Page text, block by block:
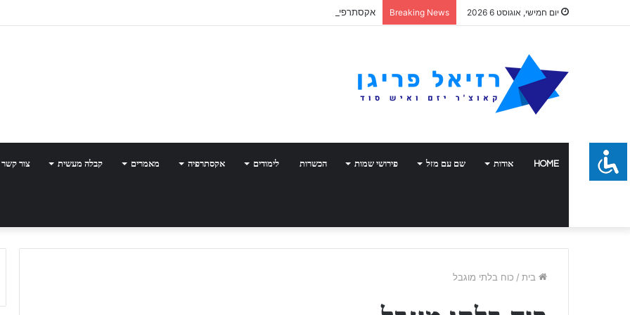
יום חמישי, אוגוסט 6 2026 Breaking News אקסתרפיה
HOME אודות שם עם מזל פירושי שמות הכשרות לימודים אקסתרפיה מאמרים קבלה מעשית צור קשר
בית / כוח בלתי מוגבל